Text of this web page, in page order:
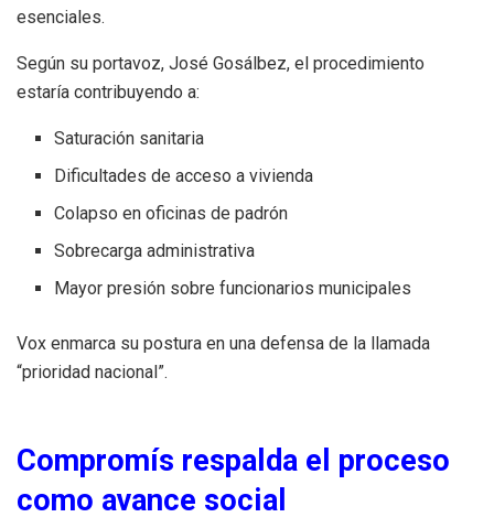
esenciales.
Según su portavoz, José Gosálbez, el procedimiento
estaría contribuyendo a:
Saturación sanitaria
Dificultades de acceso a vivienda
Colapso en oficinas de padrón
Sobrecarga administrativa
Mayor presión sobre funcionarios municipales
Vox enmarca su postura en una defensa de la llamada
“prioridad nacional”.
Compromís respalda el proceso
como avance social